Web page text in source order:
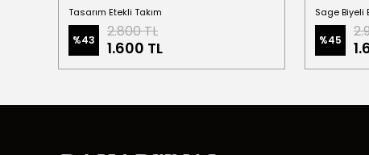
Tasarım Etekli Takım
%43 2.800 TL
1.600 TL %45